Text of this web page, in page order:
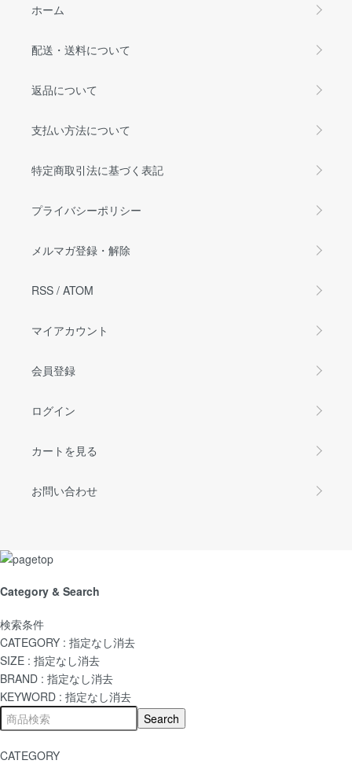
ホーム
配送・送料について
返品について
支払い方法について
特定商取引法に基づく表記
プライバシーポリシー
メルマガ登録・解除
RSS / ATOM
マイアカウント
会員登録
ログイン
カートを見る
お問い合わせ
Category & Search
検索条件
CATEGORY : 指定なし消去
SIZE : 指定なし消去
BRAND : 指定なし消去
KEYWORD : 指定なし消去
CATEGORY